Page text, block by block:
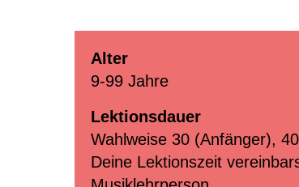
Seniorenrhythmik Café Balance
Alter
9-99 Jahre
Lektionsdauer
Wahlweise 30 (Anfänger),
Deine Lektionszeit